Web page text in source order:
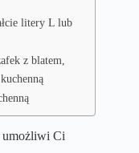
litery L lub
z blatem,
umożliwi Ci